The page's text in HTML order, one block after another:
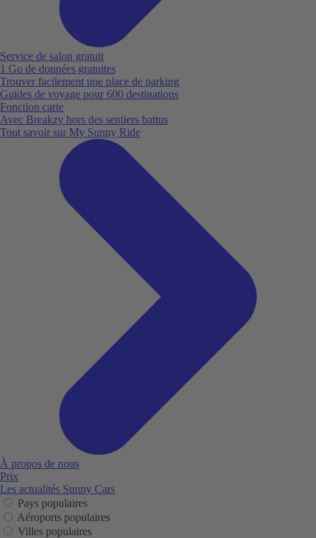
Service de salon gratuit
1 Go de données gratuites
Trouver facilement une place de parking
Guides de voyage pour 600 destinations
Fonction carte
Avec Breakzy hors des sentiers battus
Tout savoir sur My Sunny Ride
À propos de nous
Prix
Les actualités Sunny Cars
Pays populaires
Aéroports populaires
Villes populaires